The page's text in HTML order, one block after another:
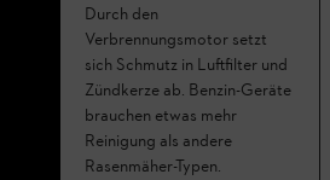
Durch den
Verbrennungsmotor setzt
sich Schmutz in Luftfilter und
Zündkerze ab. Benzin-Geräte
brauchen etwas mehr
Reinigung als andere
Rasenmäher-Typen.